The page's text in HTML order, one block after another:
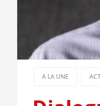
A LA UNE